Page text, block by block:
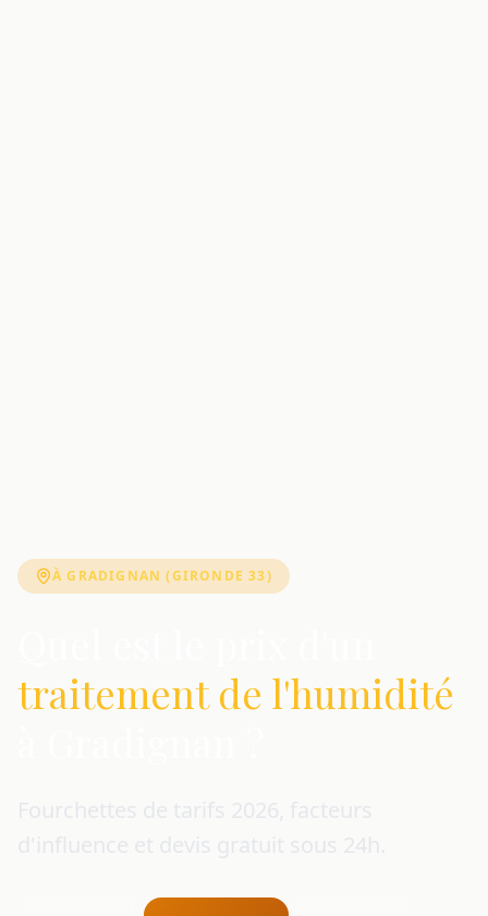
À GRADIGNAN (GIRONDE 33)
traitement de l'humidité